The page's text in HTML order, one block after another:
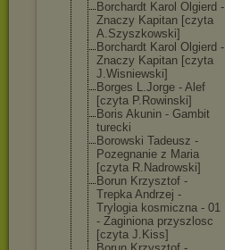
Borchardt Karol Olgierd -
Znaczy Kapitan [czyta
A.Szyszkowski]
Borchardt Karol Olgierd -
Znaczy Kapitan [czyta
J.Wisniewski]
Borges L.Jorge - Alef
[czyta P.Rowinski]
Boris Akunin - Gambit
turecki
Borowski Tadeusz -
Pozegnanie z Maria
[czyta R.Nadrowski]
Borun Krzysztof -
Trepka Andrzej -
Trylogia kosmiczna - 01
- Zaginiona przyszlosc
[czyta J.Kiss]